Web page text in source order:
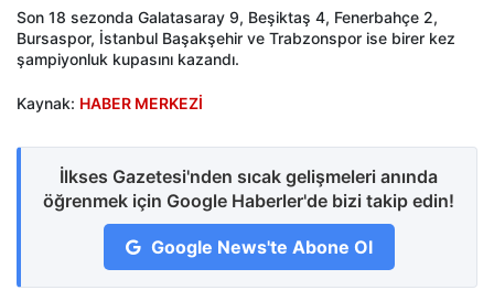
Son 18 sezonda Galatasaray 9, Beşiktaş 4, Fenerbahçe 2,
Bursaspor, İstanbul Başakşehir ve Trabzonspor ise birer kez
şampiyonluk kupasını kazandı.
Kaynak: HABER MERKEZİ
İlkses Gazetesi'nden sıcak gelişmeleri anında
öğrenmek için Google Haberler'de bizi takip edin!
Google News'te Abone Ol